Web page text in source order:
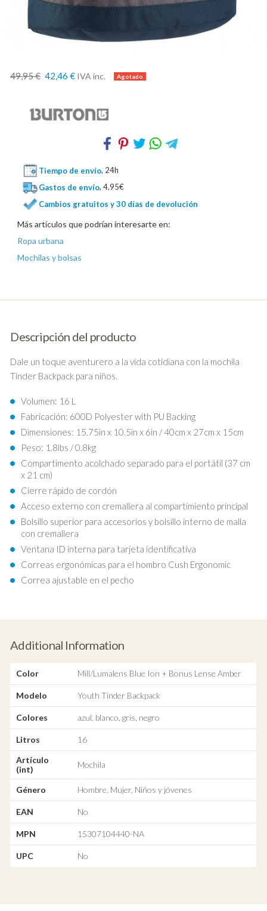
49,95 € 42,46 € IVA inc.
Tiempo de envío, 24h
Gastos de envío, 4,95€
Cambios gratuitos y 30 días de devolución
Más artículos que podrían interesarte en:
Ropa urbana
Mochilas y bolsas
Descripción del producto
Dale un toque aventurero a la vida cotidiana con la mochila
Tinder Backpack para niños.
Volumen: 16 L
Fabricación: 600D Polyester with PU Backing
Dimensiones: 15.75in x 10.5in x 6in / 40cm x 27cm x 15cm
Peso: 1.8lbs / 0.8kg
Compartimento acolchado separado para el portátil (37 cm
x 21 cm)
Cierre rápido de cordón
Acceso externo con cremallera al compartimiento principal
Bolsillo superior para accesorios y bolsillo interno de malla
con cremallera
Ventana ID interna para tarjeta identificativa
Correas ergonómicas para el hombro Cush Ergonomic
Correa ajustable en el pecho
Additional Information
Color Mill/Lumalens Blue Ion + Bonus Lense Amber
Modelo Youth Tinder Backpack
Colores azul, blanco, gris, negro
Litros
16
Artículo
(int)
Mochila
Género Hombre, Mujer, Niños y jóvenes
EAN No
MPN 15307104440-NA
UPC No